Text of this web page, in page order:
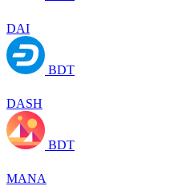
DAI
BDT
DASH
BDT
MANA